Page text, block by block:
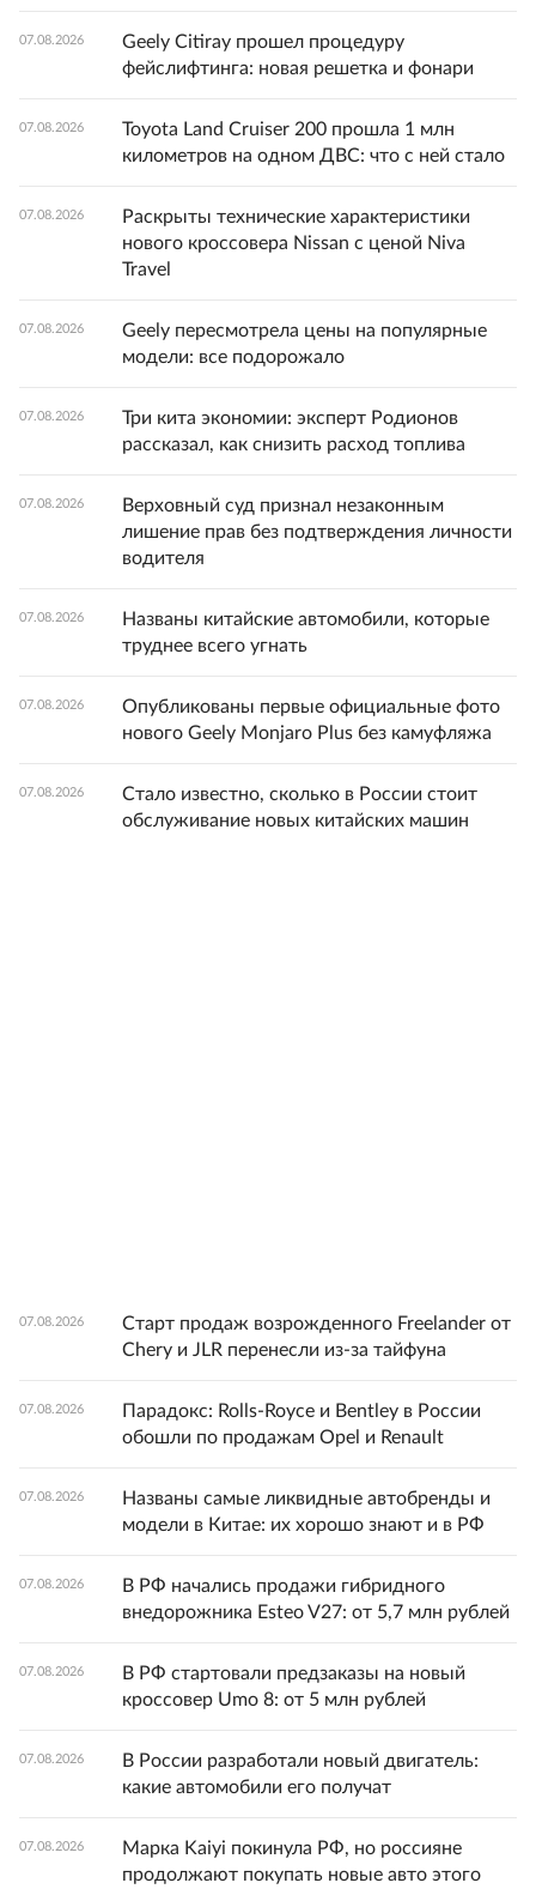
07.08.2026
Geely Citiray прошел процедуру
фейслифтинга: новая решетка и фонари
07.08.2026
Toyota Land Cruiser 200 прошла 1 млн
километров на одном ДВС: что с ней стало
07.08.2026
Раскрыты технические характеристики
нового кроссовера Nissan с ценой Niva
Travel
07.08.2026
Geely пересмотрела цены на популярные
модели: все подорожало
07.08.2026
Три кита экономии: эксперт Родионов
рассказал, как снизить расход топлива
07.08.2026
Верховный суд признал незаконным
лишение прав без подтверждения личности
водителя
07.08.2026
Названы китайские автомобили, которые
труднее всего угнать
07.08.2026
Опубликованы первые официальные фото
нового Geely Monjaro Plus без камуфляжа
07.08.2026
Стало известно, сколько в России стоит
обслуживание новых китайских машин
07.08.2026
Старт продаж возрожденного Freelander от
Chery и JLR перенесли из-за тайфуна
07.08.2026
Парадокс: Rolls-Royce и Bentley в России
обошли по продажам Opel и Renault
07.08.2026
Названы самые ликвидные автобренды и
модели в Китае: их хорошо знают и в РФ
07.08.2026
В РФ начались продажи гибридного
внедорожника Esteo V27: от 5,7 млн рублей
07.08.2026
В РФ стартовали предзаказы на новый
кроссовер Umo 8: от 5 млн рублей
07.08.2026
В России разработали новый двигатель:
какие автомобили его получат
07.08.2026
Марка Kaiyi покинула РФ, но россияне
продолжают покупать новые авто этого